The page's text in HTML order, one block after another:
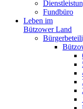
Fundbüro
Leben im
Bützower Land